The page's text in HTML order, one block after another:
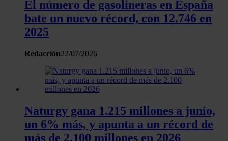
sitio web con nuestros partners de redes sociales,
análisis web, quienes pueden combinarla con otra
haya proporcionado o que hayan recopilado a partir del uso
El número de gasolineras en España
bate un nuevo récord, con 12.746 en
2025
Redacción22/07/2026
Naturgy gana 1.215 millones a junio,
un 6% más, y apunta a un récord de
más de 2.100 millones en 2026